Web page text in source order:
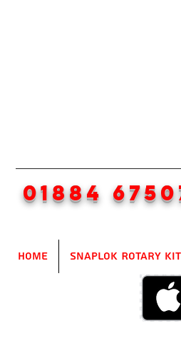
01884
Home SnapLok Rotary Kit